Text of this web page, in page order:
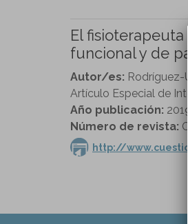
El
funcional y de
Autor/es: Rodríguez-
Artículo Especial de
Año publicación: 2019
Número de revista:
http://